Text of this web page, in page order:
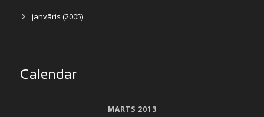
janvāris (2005)
Calendar
MARTS 2013